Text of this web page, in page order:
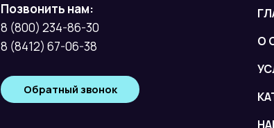
Позвонить нам:
8 (800) 234-86-30
8 (8412) 67-06-38
Обратный звонок
О